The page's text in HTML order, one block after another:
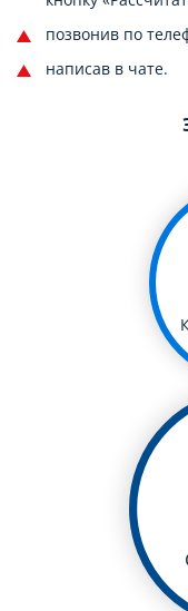
позвонив по
написав в чате.